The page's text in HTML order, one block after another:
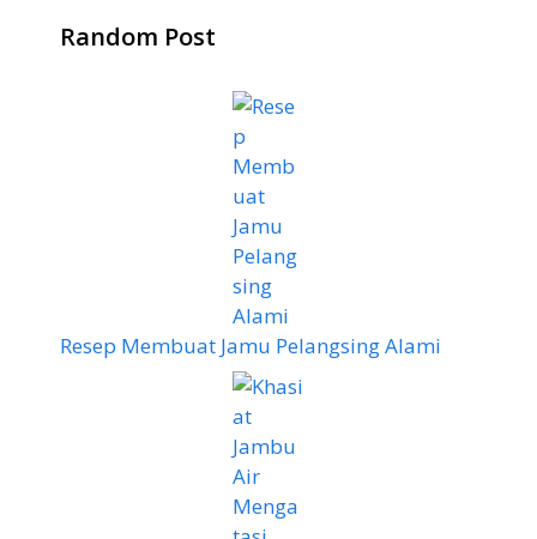
Random Post
Resep Membuat Jamu Pelangsing Alami